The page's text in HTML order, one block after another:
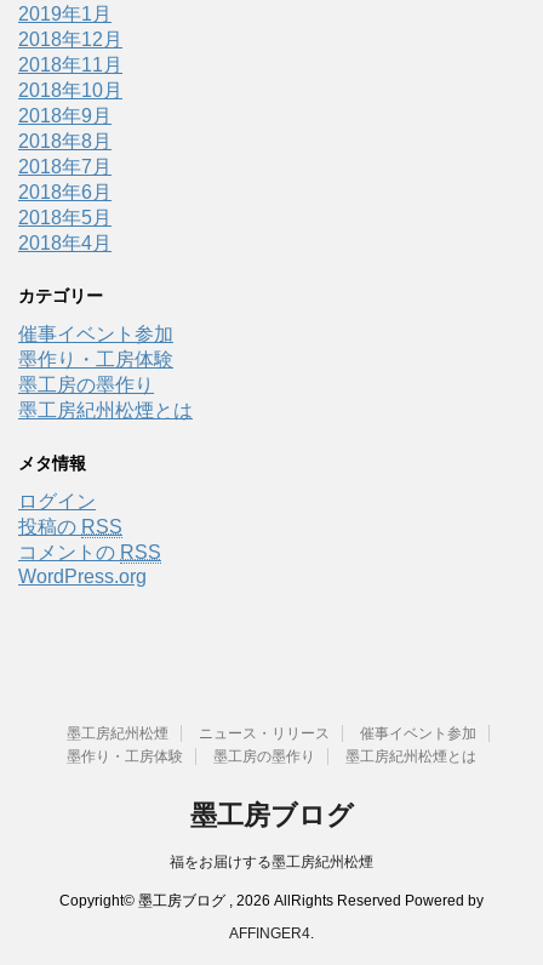
2019年1月
2018年12月
2018年11月
2018年10月
2018年9月
2018年8月
2018年7月
2018年6月
2018年5月
2018年4月
カテゴリー
催事イベント参加
墨作り・工房体験
墨工房の墨作り
墨工房紀州松煙とは
メタ情報
ログイン
投稿の RSS
コメントの RSS
WordPress.org
墨工房紀州松煙 ニュース・リリース
催事イベント参加
墨作り・工房体験
墨工房の墨作り 墨工房紀州松煙とは
墨工房ブログ
福をお届けする墨工房紀州松煙
Copyright© 墨工房ブログ , 2026 AllRights Reserved Powered by
AFFINGER4